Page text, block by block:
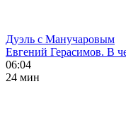
Дуэль с Манучаровым
Евгений Герасимов. В
06:04
24 мин